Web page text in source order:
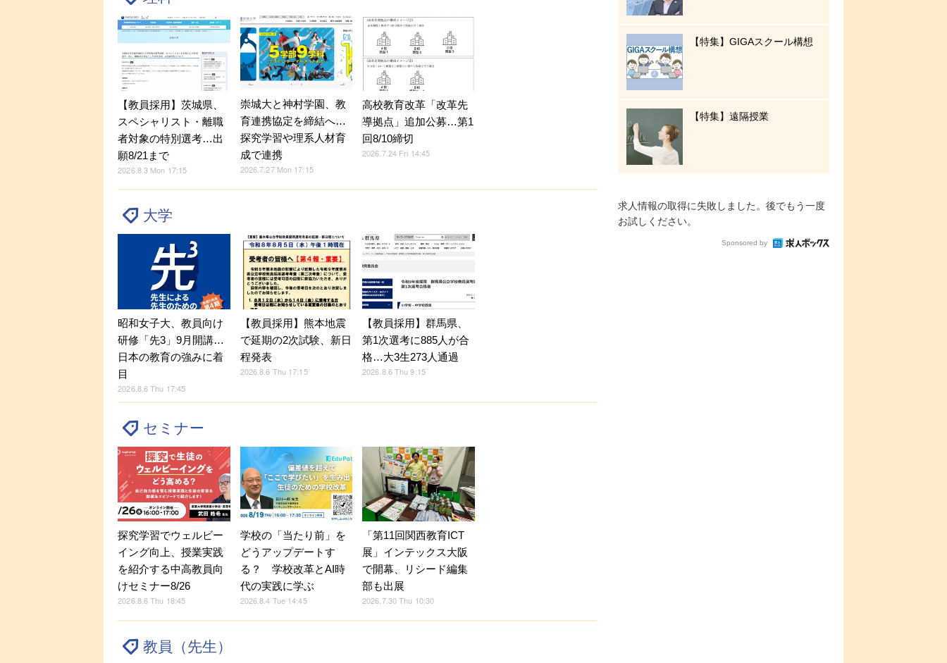
【教員採用】茨城県、
スペシャリスト・離職
者対象の特別選考…出
願8/21まで
2026.8.3 Mon 17:15
崇城大と神村学園、教
育連携協定を締結へ…
探究学習や理系人材育
成で連携
2026.7.27 Mon 17:15
高校教育改革「改革先
導拠点」追加公募…第1
回8/10締切
2026.7.24 Fri 14:45
大学
昭和女子大、教員向け
研修「先3」9月開講…
日本の教育の強みに着
目
2026.8.6 Thu 17:45
【教員採用】熊本地震
で延期の2次試験、新日
程発表
2026.8.6 Thu 17:15
【教員採用】群馬県、
第1次選考に885人が合
格…大3生273人通過
2026.8.6 Thu 9:15
セミナー
探究学習でウェルビー
イング向上、授業実践
を紹介する中高教員向
けセミナー8/26
2026.8.6 Thu 18:45
学校の「当たり前」を
どうアップデートす
る？ 学校改革とAI時
代の実践に学ぶ
2026.8.4 Tue 14:45
「第11回関西教育ICT
展」インテックス大阪
で開幕、リシード編集
部も出展
2026.7.30 Thu 10:30
教員（先生）
【特集】GIGAスクール構想
【特集】遠隔授業
求人情報の取得に失敗しました。後でもう一度
お試しください。
Sponsored by